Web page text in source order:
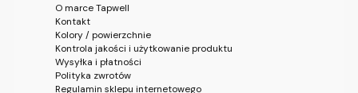
O marce Tapwell
Kontakt
Kolory / powierzchnie
Kontrola jakości i użytkowanie produktu
Wysyłka i płatności
Polityka zwrotów
Regulamin sklepu internetowego